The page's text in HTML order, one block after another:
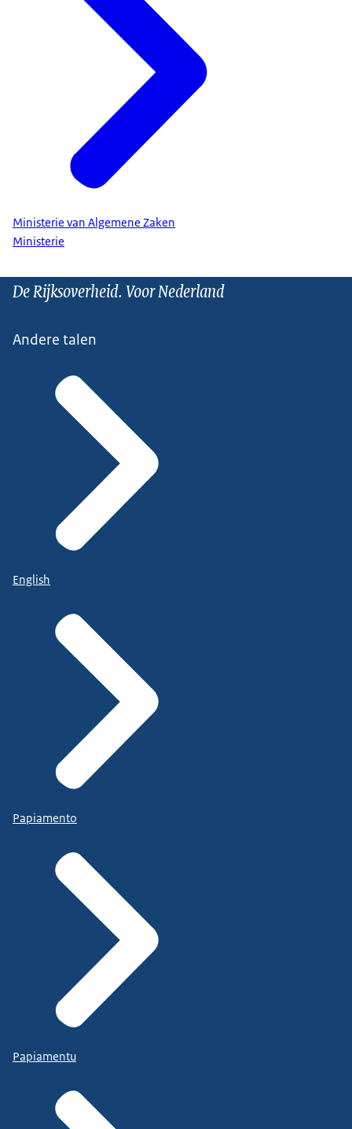
Ministerie van Algemene Zaken
Ministerie
De Rijksoverheid. Voor Nederland
Andere talen
English
Papiamento
Papiamentu